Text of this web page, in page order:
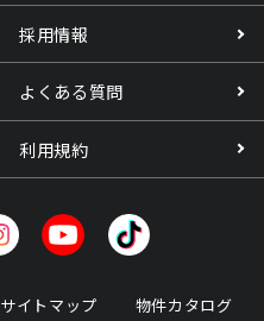
採用情報
よくある質問
利用規約
サイトマップ 物件カタログ